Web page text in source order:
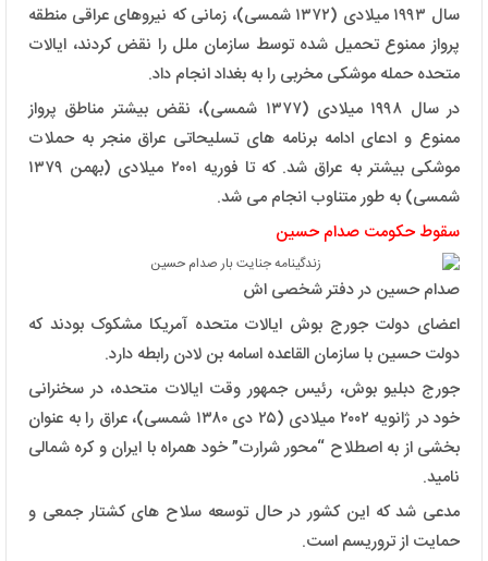
سال ۱۹۹۳ میلادی (۱۳۷۲ شمسی)، زمانی که نیروهای عراقی منطقه
پرواز ممنوع تحمیل شده توسط سازمان ملل را نقض کردند، ایالات
متحده حمله موشکی مخربی را به بغداد انجام داد.
در سال ۱۹۹۸ میلادی (۱۳۷۷ شمسی)، نقض بیشتر مناطق پرواز
ممنوع و ادعای ادامه برنامه ‌های تسلیحاتی عراق منجر به حملات
موشکی بیشتر به عراق شد. که تا فوریه ۲۰۰۱ میلادی (بهمن ۱۳۷۹
شمسی) به طور متناوب انجام می ‌شد.
سقوط حکومت صدام حسین
صدام حسین در دفتر شخصی اش
اعضای دولت جورج بوش ایالات متحده آمریکا مشکوک بودند که
دولت حسین با سازمان القاعده اسامه بن لادن رابطه دارد.
جورج دبلیو بوش، رئیس جمهور وقت ایالات متحده، در سخنرانی
خود در ژانویه ۲۰۰۲ میلادی (۲۵ دی ۱۳۸۰ شمسی)، عراق را به عنوان
بخشی از به اصطلاح “محور شرارت” خود همراه با ایران و کره شمالی
نامید.
مدعی شد که این کشور در حال توسعه سلاح های کشتار جمعی و
حمایت از تروریسم است.